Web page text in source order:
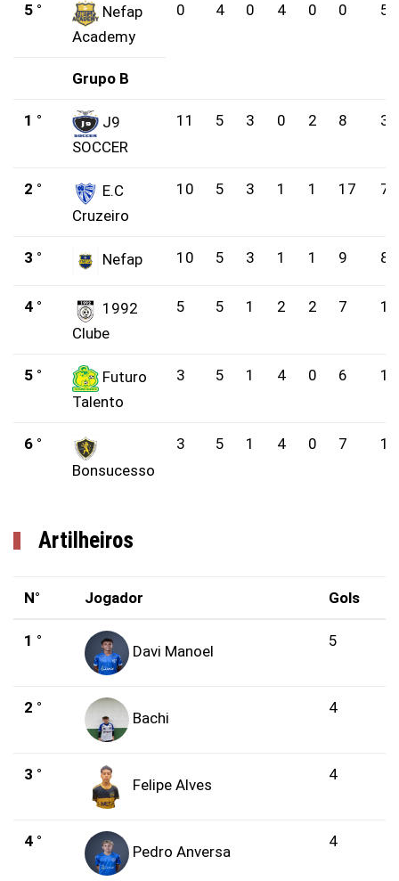
5 °
Nefap
Academy
0 4 0 4 0 0 5
Grupo B
1 °
J9
SOCCER
11 5 3 0 2 8 3
2 °
E.C
Cruzeiro
10 5 3 1 1 17 7
3 ° Nefap 10 5 3 1 1 9 8
4 °
1992
Clube
5 5 1 2 2 7 12
5 °
Futuro
Talento
3 5 1 4 0 6 11
6 °
Bonsucesso
3 5 1 4 0 7 13
Artilheiros
N° Jogador Gols
1 °
Davi Manoel
5
2 °
Bachi
4
3 °
Felipe Alves
4
4 °
Pedro Anversa
4